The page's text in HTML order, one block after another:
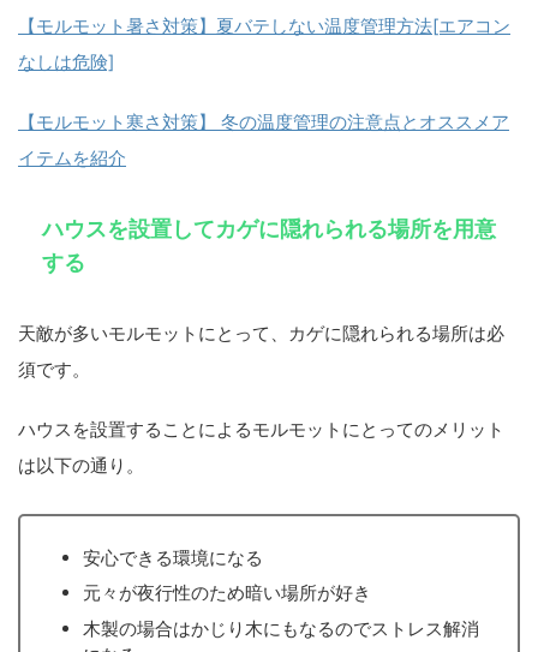
【モルモット暑さ対策】夏バテしない温度管理方法[エアコン
なしは危険]
【モルモット寒さ対策】 冬の温度管理の注意点とオススメア
イテムを紹介
ハウスを設置してカゲに隠れられる場所を用意
する
天敵が多いモルモットにとって、カゲに隠れられる場所は必
須です。
ハウスを設置することによるモルモットにとってのメリット
は以下の通り。
安心できる環境になる
元々が夜行性のため暗い場所が好き
木製の場合はかじり木にもなるのでストレス解消